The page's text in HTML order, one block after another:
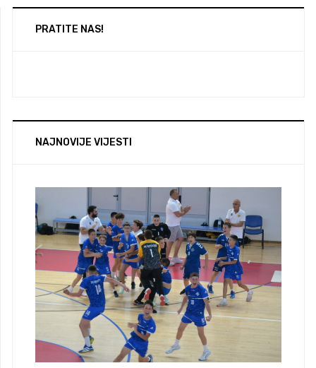
PRATITE NAS!
NAJNOVIJE VIJESTI